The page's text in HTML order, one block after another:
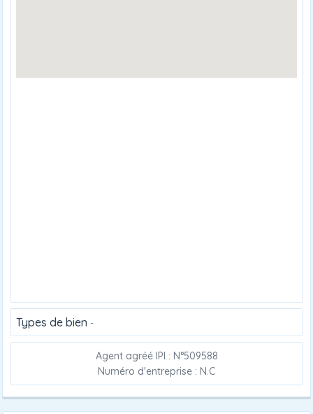
Types de bien -
Agent agréé IPI : N°509588
Numéro d'entreprise : N.C